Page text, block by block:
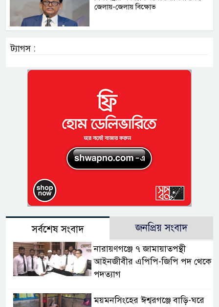
জেলায়-জেলায় বিক্ষোভ
ট্যাগস :
সর্বশেষ সংবাদ জনপ্রিয় সংবাদ
নারায়ণগঞ্জে ৭ জামায়াতপন্থী
আইনজীবীর এপিপি-জিপি পদ থেকে
পদত্যাগ
ময়মনসিংহের ঈশ্বরগঞ্জে বাড়ি-ঘরে